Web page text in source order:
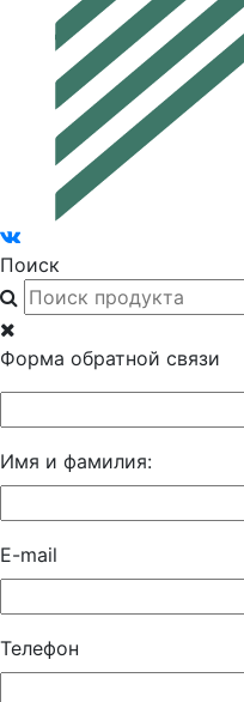
Поиск
Форма обратной связи
Имя и фамилия:
E-mail
Телефон